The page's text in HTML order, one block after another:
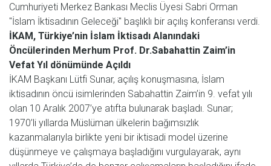
Cumhuriyeti Merkez Bankası Meclis Üyesi Sabri Orman
"İslam İktisadının Geleceği" başlıklı bir açılış konferansı verdi.
İKAM, Türkiye’nin İslam İktisadı Alanındaki
Öncülerinden Merhum Prof. Dr.Sabahattin Zaim’in
Vefat Yıl dönümünde Açıldı
İKAM Başkanı Lütfi Sunar, açılış konuşmasına, İslam
iktisadının öncü isimlerinden Sabahattin Zaim’in 9. vefat yılı
olan 10 Aralık 2007’ye atıfta bulunarak başladı. Sunar;
1970’li yıllarda Müslüman ülkelerin bağımsızlık
kazanmalarıyla birlikte yeni bir iktisadi model üzerine
düşünmeye ve çalışmaya başladığını vurgulayarak, aynı